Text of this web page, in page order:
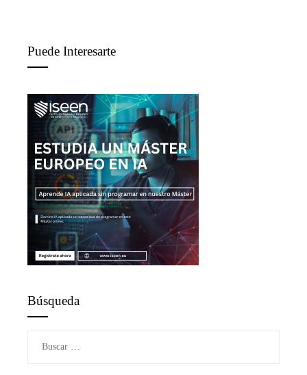
Puede Interesarte
Búsqueda